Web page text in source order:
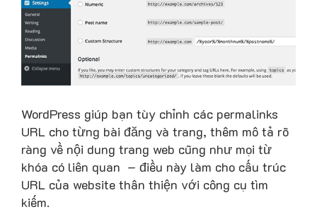
WordPress giúp bạn tùy chỉnh các permalinks
URL cho từng bài đăng và trang, thêm mô tả rõ
ràng về nội dung trang web cũng như mọi từ
khóa có liên quan – điều này làm cho cấu trúc
URL của website thân thiện với công cụ tìm
kiếm.